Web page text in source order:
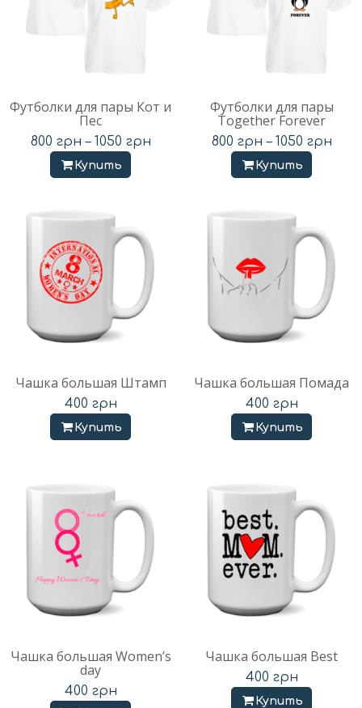
Футболки для пары Кот и
Пес
800 грн – 1050 грн
Купить
Футболки для пары
Together Forever
800 грн – 1050 грн
Купить
Чашка большая Штамп
400 грн
Купить
Чашка большая Помада
400 грн
Купить
Чашка большая Women’s
day
400 грн
Чашка большая Best
400 грн
Купить